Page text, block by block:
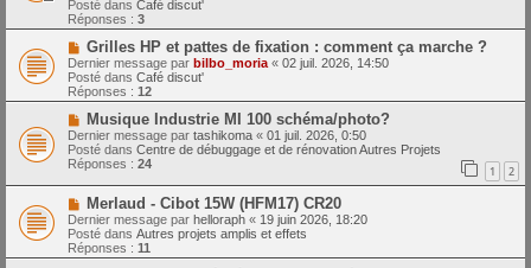
s
a
g
e
e
a
u
m
e
s
s
a
g
e
Posté dans Café discut'
Réponses : 3
N
o
u
v
e
a
u
m
e
s
s
a
g
e
Grilles HP et pattes de fixation : comment ça marche ?
Dernier message par bilbo_moria « 02 juil. 2026, 14:50
Posté dans Café discut'
Réponses : 12
N
o
u
v
e
a
u
m
e
s
s
Musique Industrie MI 100 schéma/photo?
Dernier message par tashikoma « 01 juil. 2026, 0:50
Posté dans Centre de débuggage et de rénovation Autres Projets
Réponses : 24 1 2
N
o
u
v
e
Merlaud - Cibot 15W (HFM17) CR20
Dernier message par helloraph « 19 juin 2026, 18:20
Posté dans Autres projets amplis et effets
Réponses : 11